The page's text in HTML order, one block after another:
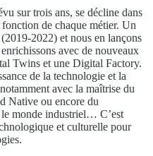
sur trois ans, se décline dans
de chaque métier. Un
2022) et nous en lançons
avec de nouveaux
Twins et une Digital Factory.
de la technologie et la
avec la maîtrise du
Native ou encore du
monde industriel… C’est
et culturelle pour